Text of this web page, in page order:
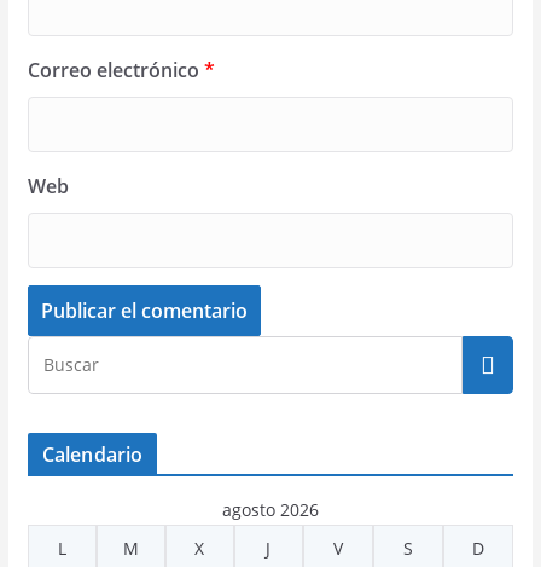
Correo electrónico *
Web
Calendario
agosto 2026
L
M X J V S D